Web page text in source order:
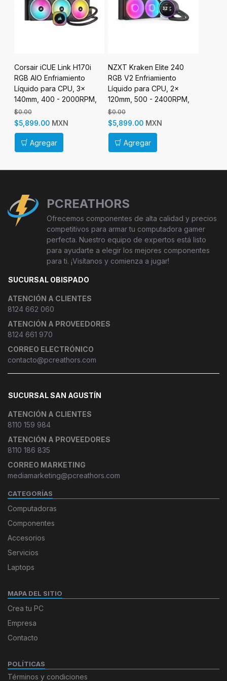
Corsair iCUE Link H170i
RGB AIO Enfriamiento
Líquido para CPU, 3x
140mm, 400 - 2000RPM,
Negro
$0.00
$5,899.00 MXN
Agregar
NZXT Kraken Elite 240
RGB V2 Enfriamiento
Líquido para CPU, 2x
120mm, 500 - 2400RPM,
Negro
$0.00
$5,899.00 MXN
Agregar
PCREATHORS
Ofrecemos componentes de alta calidad y precios
competitivos para armar tu computadora gamer
perfecta. Nuestro equipo de expertos está listo
para ayudarte a elegir los mejores componentes
para ti. ¡Visítanos y comienza a jugar!
SUCURSAL OBISPADO
ATENCIÓN A CLIENTES
8124 662 060
ATENCIÓN A PROVEEDORES
8124 661 970
CORREO ELECTRÓNICO
contacto@pcreathors.com
SUCURSAL SAN AGUSTÍN
ATENCIÓN A CLIENTES
8110 159 984
ATENCIÓN A PROVEEDORES
8110 186 835
CORREO MARKETING
mediamarketing@pcreathors.com
CATEGORÍAS
Computadoras
Componentes
Accesorios
Servicios
Laptops
MAPA DEL SITIO
Crea tu PC
Empresa
Contacto
POLÍTICAS
Términos y condiciones